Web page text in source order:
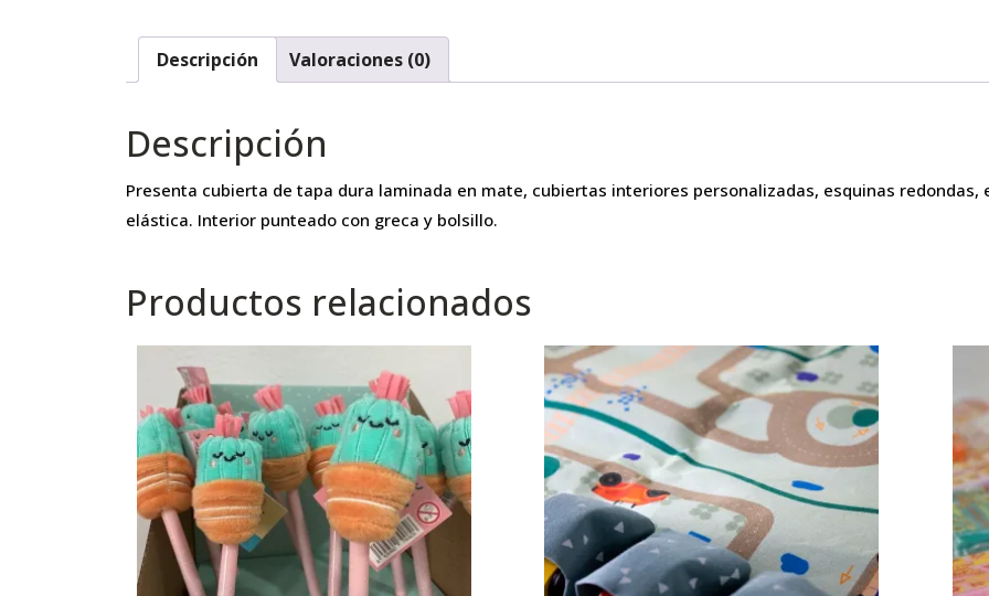
Descripción Valoraciones (0)
Descripción
Presenta cubierta de tapa dura laminada en mate, cubiertas interiores personalizadas, esquinas
elástica. Interior punteado con greca y bolsillo.
Productos relacionados